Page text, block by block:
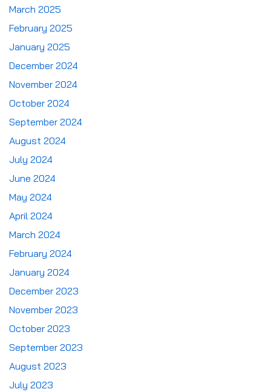
March 2025
February 2025
January 2025
December 2024
November 2024
October 2024
September 2024
August 2024
July 2024
June 2024
May 2024
April 2024
March 2024
February 2024
January 2024
December 2023
November 2023
October 2023
September 2023
August 2023
July 2023